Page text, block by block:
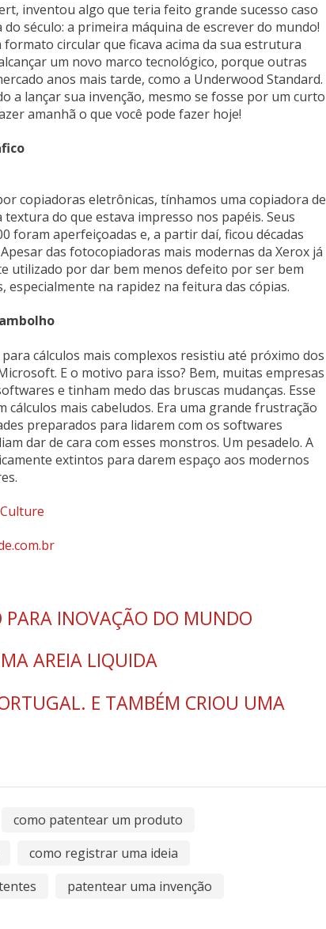
inventou algo que teria feito grande sucesso caso
século: a primeira máquina de escrever do mundo!
circular que ficava acima da sua estrutura
um novo marco tecnológico, porque outras
anos mais tarde, como a Underwood Standard.
a lançar sua invenção, mesmo se fosse por um curto
amanhã o que você pode fazer hoje!
copiadoras eletrônicas, tínhamos uma copiadora de
do que estava impresso nos papéis. Seus
foram aperfeiçoadas e, a partir daí, ficou décadas
das fotocopiadoras mais modernas da Xerox já
utilizado por dar bem menos defeito por ser bem
especialmente na rapidez na feitura das cópias.
cálculos mais complexos resistiu até próximo dos
E o motivo para isso? Bem, muitas empresas
e tinham medo das bruscas mudanças. Esse
mais cabeludos. Era uma grande frustração
preparados para lidarem com os softwares
dar de cara com esses monstros. Um pesadelo. A
extintos para darem espaço aos modernos
PARA INOVAÇÃO DO MUNDO
AREIA LIQUIDA
E TAMBÉM CRIOU UMA
como patentear um produto
como registrar uma ideia
patentear uma invenção